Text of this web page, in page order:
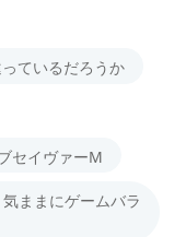
ているだろうか
セイヴァーM
ままにゲームバラ